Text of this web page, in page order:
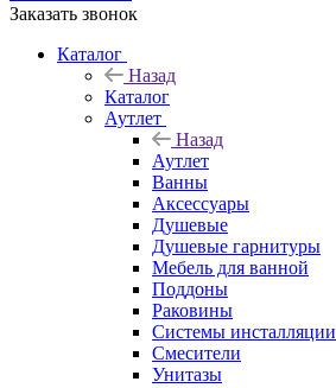
Заказать звонок
Каталог
Назад
Каталог
Аутлет
Назад
Аутлет
Ванны
Аксессуары
Душевые
Душевые гарнитуры
Мебель для ванной
Поддоны
Раковины
Системы инсталляции
Смесители
Унитазы